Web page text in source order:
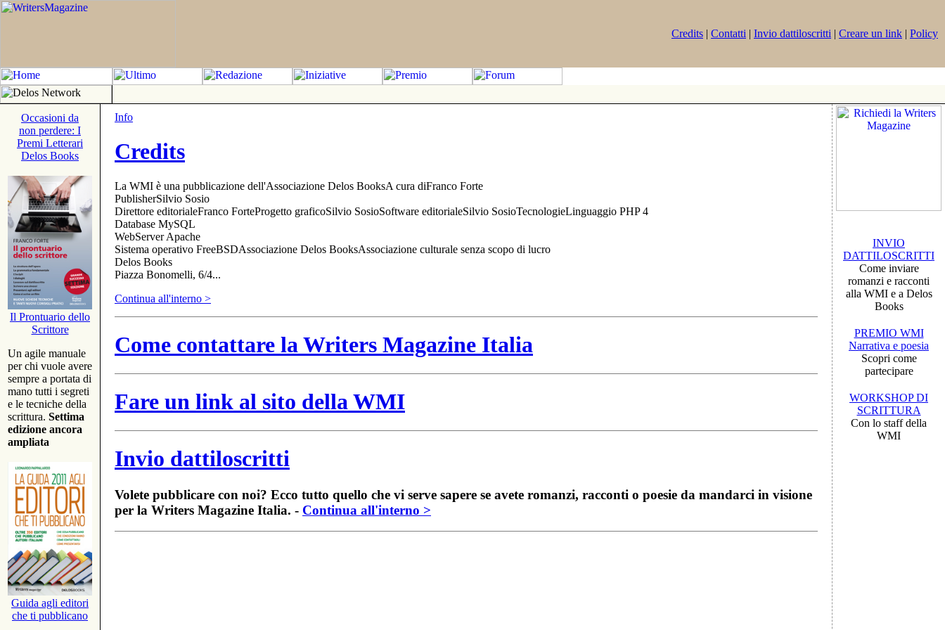
Credits | Contatti | Invio dattiloscritti | Creare un link | Policy
Occasioni da
non perdere: I
Premi Letterari
Delos Books
Il Prontuario dello
Scrittore
Un agile manuale
per chi vuole avere
sempre a portata di
mano tutti i segreti
e le tecniche della
scrittura. Settima
edizione ancora
ampliata
Guida agli editori
che ti pubblicano
Info
Credits
La WMI è una pubblicazione dell'Associazione Delos BooksA cura diFranco Forte
PublisherSilvio Sosio
Direttore editorialeFranco ForteProgetto graficoSilvio SosioSoftware editorialeSilvio SosioTecnologieLinguaggio PHP 4
Database MySQL
WebServer Apache
Sistema operativo FreeBSDAssociazione Delos BooksAssociazione culturale senza scopo di lucro
Delos Books
Piazza Bonomelli, 6/4...
Continua all'interno >
Come contattare la Writers Magazine Italia
Fare un link al sito della WMI
Invio dattiloscritti
Volete pubblicare con noi? Ecco tutto quello che vi serve sapere se avete romanzi, racconti o poesie da mandarci in visione
per la Writers Magazine Italia. - Continua all'interno >
INVIO
DATTILOSCRITTI
Come inviare
romanzi e racconti
alla WMI e a Delos
Books
PREMIO WMI
Narrativa e poesia
Scopri come
partecipare
WORKSHOP DI
SCRITTURA
Con lo staff della
WMI